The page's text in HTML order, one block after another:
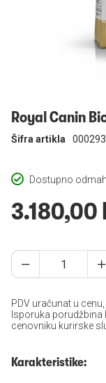
Royal Canin
Dostupno odmah
Šifra artikla 000293
3.180,00
PDV uračunat u
Isporuka porudžbina
cenovniku kurirske
Karakteristike: